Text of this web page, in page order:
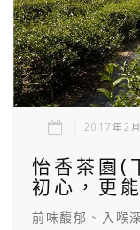
2017年2
怡香茶園(
初心，更
前味馥郁、入喉